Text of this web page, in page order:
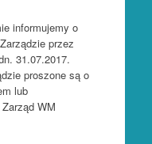
informujemy o
przez
31.07.2017.
proszone są o
lub
WM